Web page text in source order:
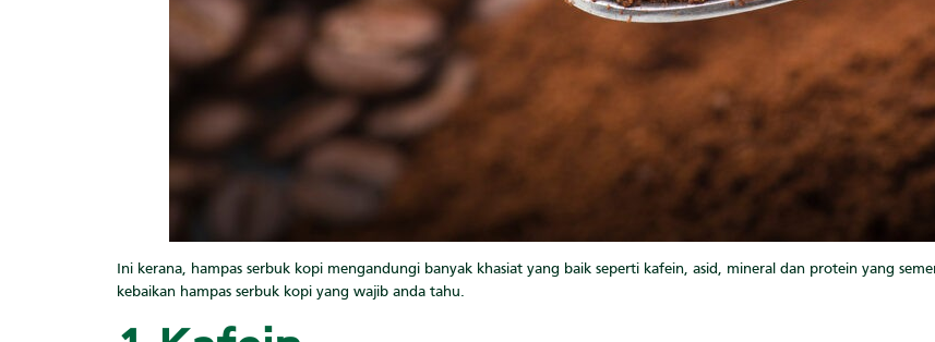
Ini kerana, hampas serbuk kopi mengandungi banyak khasiat yang baik seperti kafein, asid, mineral dan protein yang
kebaikan hampas serbuk kopi yang wajib anda tahu.